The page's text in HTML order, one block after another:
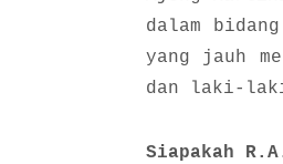
dalam
yang jauh
dan laki-
Siapakah